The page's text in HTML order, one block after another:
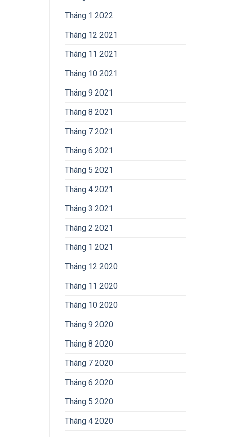
Tháng 1 2022
Tháng 12 2021
Tháng 11 2021
Tháng 10 2021
Tháng 9 2021
Tháng 8 2021
Tháng 7 2021
Tháng 6 2021
Tháng 5 2021
Tháng 4 2021
Tháng 3 2021
Tháng 2 2021
Tháng 1 2021
Tháng 12 2020
Tháng 11 2020
Tháng 10 2020
Tháng 9 2020
Tháng 8 2020
Tháng 7 2020
Tháng 6 2020
Tháng 5 2020
Tháng 4 2020